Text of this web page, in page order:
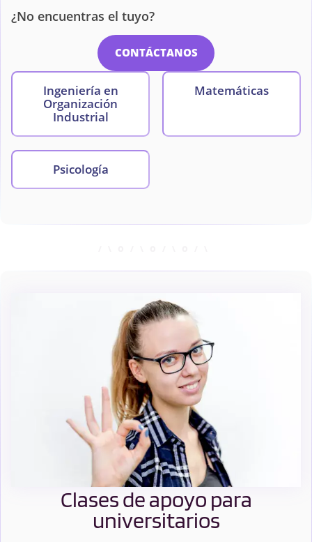
¿No encuentras el tuyo?
CONTÁCTANOS
Ingeniería en
Organización
Industrial
Matemáticas
Psicología
Clases de apoyo para
universitarios